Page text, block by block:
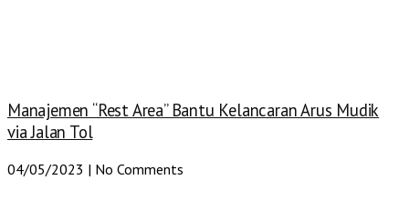
Manajemen “Rest Area” Bantu Kelancaran Arus Mudik
via Jalan Tol
04/05/2023 No Comments